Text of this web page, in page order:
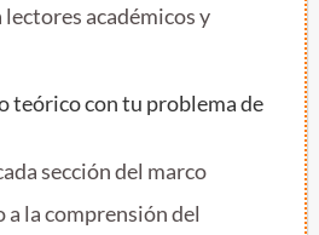
académicos y
teórico con tu problema de
sección del marco
la comprensión del